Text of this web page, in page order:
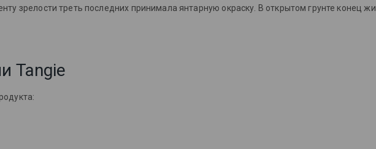
зрелости треть последних принимала янтарную окраску. В открытом грунте конец
Tangie